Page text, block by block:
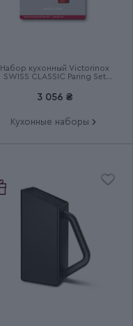
Набор кухонный Victorinox
SWISS CLASSIC Paring Set
3 056 ₴
Кухонные наборы